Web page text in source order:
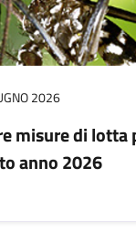
2026
misure di lotta
anno 2026